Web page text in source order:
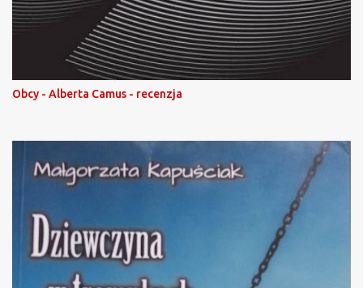
Obcy - Alberta Camus - recenzja